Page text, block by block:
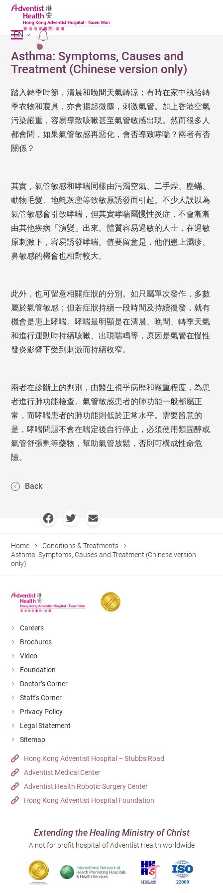
2
EN
Asthma: Symptoms, Causes and
Treatment (Chinese version only)
踏入轉季時節，清晨和晚間天氣轉涼；有時在家中執拾轉
季衣物和寢具，亦會揚起微塵，刺激氣管。加上香港空氣
污染嚴重，容易導致咳嗽甚至氣管敏感出現。然而很多人
都會問，如果氣管敏感再惡化，會否導致哮喘？兩者有否
關係？
其實，氣管敏感和哮喘同樣由污濁空氣、二手煙、塵蟎、
動物毛髮、地氈灰塵等致敏原誘發而引起。不少人誤以為
氣管敏感會引致哮喘，但其實哮喘屬慢性炎症，不會漸漸
由其他疾病「演變」出來。體質容易過敏的人士，在過敏
原刺激下，容易誘發哮喘。值要留意是，他們患上濕疹、
鼻敏感的機會也相對較大。
此外，也可留意相關症狀的分別。如只屬單次發作，多數
屬於氣管敏感；但若症狀持續一段時間及持續復發，就有
機會是患上哮喘。哮喘最明顯是在清晨、晚間、轉季天氣
和進行運動時持續咳嗽、出現喘鳴等，原因是氣管在慢性
發炎影響下受到刺激而持續收窄。
兩者在診斷上的判別，由醫生視乎病歷和嚴重程度，為患
者進行肺功能檢查。氣管敏感患者的肺功能一般都屬正
常，而哮喘患者的肺功能則低於正常水平。需要留意的
是，哮喘問題不會在喘定後自行停止，必須使用類固醇或
氣管舒張劑等藥物，幫助氣管放鬆，否則可構成性命危
險。
Back
Home
Conditions & Treatments
Asthma: Symptoms, Causes and Treatment (Chinese version
only)
Careers
Brochures
Video
Foundation
Doctor’s Corner
Staff's Corner
Privacy Policy
Legal Statement
Sitemap
Hong Kong Adventist Hospital – Stubbs Road
Adventist Medical Center
Adventist Health Robotic Surgery Center
Hong Kong Adventist Hospital Foundation
Extending the Healing Ministry of Christ
A not for profit hospital of Adventist Health worldwide